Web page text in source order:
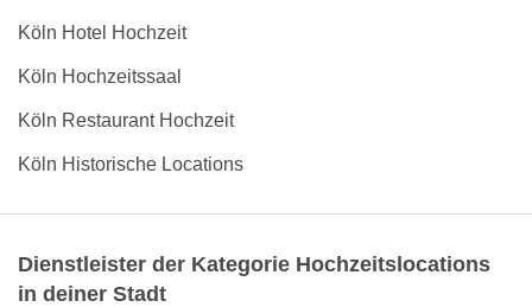
Köln Hotel Hochzeit
Köln Hochzeitssaal
Köln Restaurant Hochzeit
Köln Historische Locations
Dienstleister der Kategorie Hochzeitslocations
in deiner Stadt